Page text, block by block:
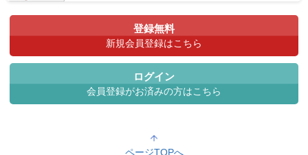
登録無料
新規会員登録はこちら
ログイン
会員登録がお済みの方はこちら
ページTOPへ